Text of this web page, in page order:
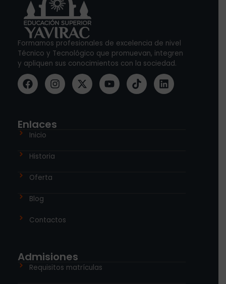
Formamos profesionales de excelencia de nivel
Técnico y Tecnológico que promuevan, integren
y apliquen sus conocimientos con la sociedad.
Enlaces
Inicio
Historia
Oferta
Blog
Contactos
Admisiones
Requisitos matrículas